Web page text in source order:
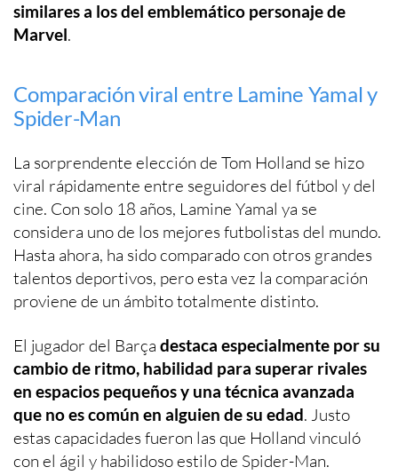
similares a los del emblemático personaje de
Marvel.
Comparación viral entre Lamine Yamal y
Spider-Man
La sorprendente elección de Tom Holland se hizo
viral rápidamente entre seguidores del fútbol y del
cine. Con solo 18 años, Lamine Yamal ya se
considera uno de los mejores futbolistas del mundo.
Hasta ahora, ha sido comparado con otros grandes
talentos deportivos, pero esta vez la comparación
proviene de un ámbito totalmente distinto.
El jugador del Barça destaca especialmente por su
cambio de ritmo, habilidad para superar rivales
en espacios pequeños y una técnica avanzada
que no es común en alguien de su edad. Justo
estas capacidades fueron las que Holland vinculó
con el ágil y habilidoso estilo de Spider-Man.